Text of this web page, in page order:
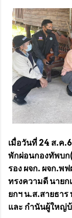
เมื่อวันที่ 24 ส.ค
พักผ่อนกองทัพบก
รอง ผจก. ผจก.พ
ทรงความดี นาย
ยกฯ น.ส.สายธา
และ กำนันผู้ใหญ่